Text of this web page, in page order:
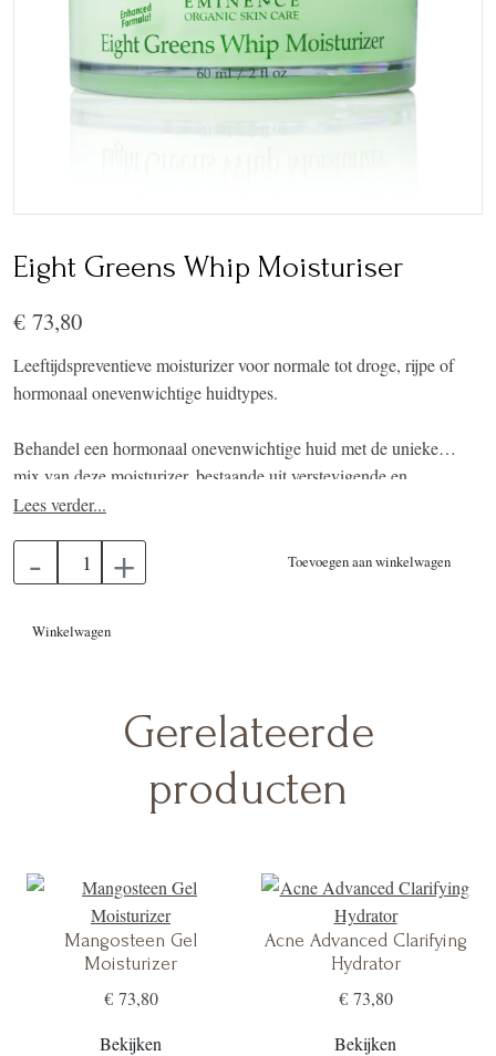
Eight Greens Whip Moisturiser
€ 73,80
Leeftijdspreventieve moisturizer voor normale tot droge, rijpe of
hormonaal onevenwichtige huidtypes.
Behandel een hormonaal onevenwichtige huid met de unieke
mix van deze moisturizer, bestaande uit verstevigende en
balancerende biologische ingrediënten, waaronder lijnzaad,
vermindert het opdoemen van fijne lijntjes en rimpels, terwijl het
de huid beschermt tegen verdere schade. Gebruik dagelijks om
te blazen.
Lees verder...
- + Toevoegen aan winkelwagen
Winkelwagen
Gerelateerde
producten
Mangosteen Gel
Moisturizer
€ 73,80
Bekijken
Acne Advanced Clarifying
Hydrator
€ 73,80
Bekijken